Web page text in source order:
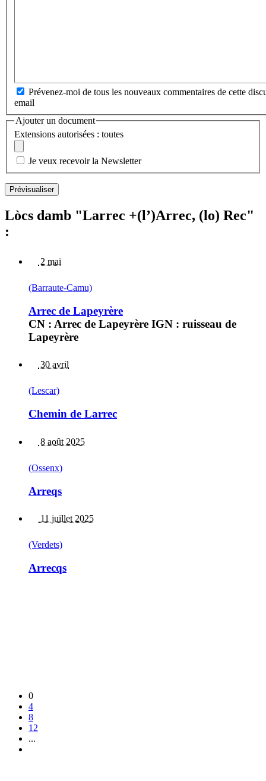
Prévenez-moi de tous les nouveaux commentaires de cette
email
Ajouter un document
Extensions autorisées : toutes
Je veux recevoir la Newsletter
Lòcs damb "Larrec +(l’)Arrec, (lo) Rec"
:
2 mai
(Barraute-Camu)
Arrec de Lapeyrère
CN : Arrec de Lapeyrère IGN : ruisseau de
Lapeyrère
30 avril
(Lescar)
Chemin de Larrec
8 août 2025
(Ossenx)
Arreqs
11 juillet 2025
(Verdets)
Arrecqs
0
4
8
12
...